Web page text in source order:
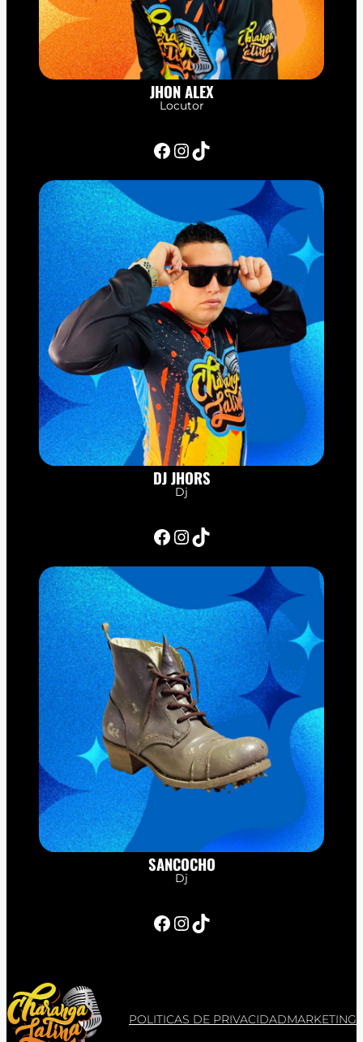
JHON ALEX
Locutor
Facebook InstagramTikTok
DJ JHORS
Dj
Facebook InstagramTikTok
SANCOCHO
Dj
Facebook InstagramTikTok
POLITICAS DE PRIVACIDADMARKETING